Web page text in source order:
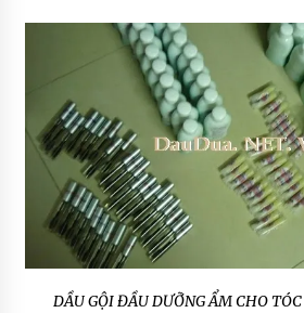
DẦU GỘI ĐẦU DƯỠNG ẨM CHO